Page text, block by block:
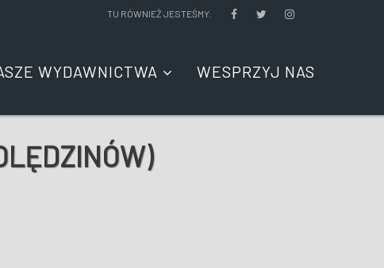
TU RÓWNIEŻ JESTEŚMY:
WYDAWNICTWA WESPRZYJ NAS